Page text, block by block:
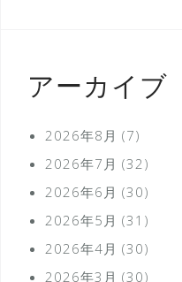
アーカイブ
2026年8月 (7)
2026年7月 (32)
2026年6月 (30)
2026年5月 (31)
2026年4月 (30)
2026年3月 (30)